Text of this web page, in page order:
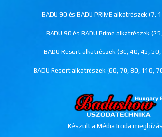
BADU 90 és BADU PRIME alkatrészek (7,
BADU 90 és BADU Prime alkatrészek
BADU Resort alkatrészek (30, 40, 45,
BADU Resort alkatrészek (60, 70, 80, 110,
Készült a Média Iroda